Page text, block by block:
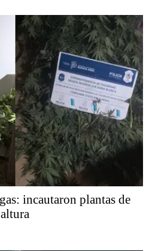
incautaron plantas de